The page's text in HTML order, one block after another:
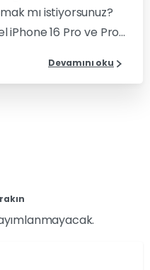
mı istiyorsunuz?
iPhone 16 Pro ve Pro...
Devamını oku